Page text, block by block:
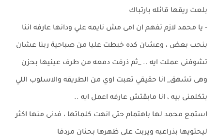
بلعت ريقها قائله بارتباك
- يا محمد لازم تفهم ان امى مش نايمه علي ودانها عارفه اننا
بنحب بعض ، وعشان كده خبطت عليا من صباحية ربنا عشان
تشوفنى عملت ايه .. _ثم ذرفت دمعه من طرف عينيها بحزن
وهى تشهق_ انا حقيقي تعبت اوي من الطريقه والاسلوب اللي
بتكلمنى بيه ، انا مابقتش عارفه اعمل ايه ..
استمع محمد لها باهتمام حتى انهت كلماتها ، فدنى منها اكثر
ليحتويها بذراعيه ويربت على ظهرها بحنان مردفا